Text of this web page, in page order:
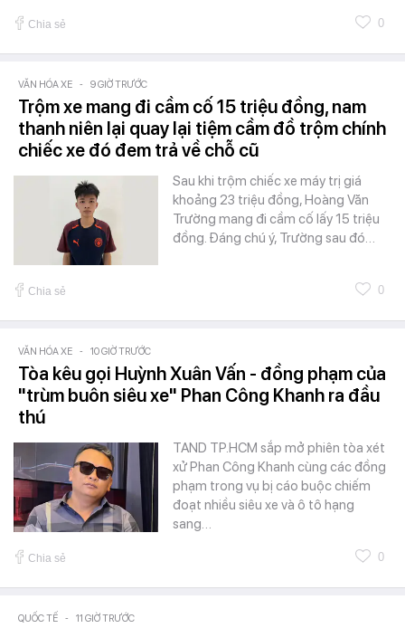
Chia sẻ 0
VĂN HÓA XE - 9 GIỜ TRƯỚC
Trộm xe mang đi cầm cố 15 triệu đồng, nam
thanh niên lại quay lại tiệm cầm đồ trộm chính
chiếc xe đó đem trả về chỗ cũ
Sau khi trộm chiếc xe máy trị giá
khoảng 23 triệu đồng, Hoàng Văn
Trường mang đi cầm cố lấy 15 triệu
đồng. Đáng chú ý, Trường sau đó…
Chia sẻ 0
VĂN HÓA XE - 10 GIỜ TRƯỚC
Tòa kêu gọi Huỳnh Xuân Vấn - đồng phạm của
"trùm buôn siêu xe" Phan Công Khanh ra đầu
thú
TAND TP.HCM sắp mở phiên tòa xét
xử Phan Công Khanh cùng các đồng
phạm trong vụ bị cáo buộc chiếm
đoạt nhiều siêu xe và ô tô hạng
sang…
Chia sẻ 0
QUỐC TẾ - 11 GIỜ TRƯỚC